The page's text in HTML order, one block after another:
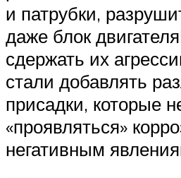
и патрубки,
даже блок
сдержать их
стали добавлять
присадки, которые
«проявляться»
негативным